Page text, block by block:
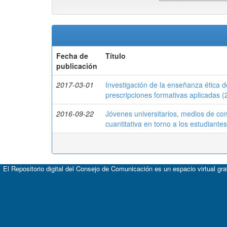
Fecha de
publicación
Título
2017-03-01
Investigación de la enseñanza ética
prescripciones formativas aplicadas
2016-09-22
Jóvenes universitarios, medios de
cuantitativa en torno a los
El Repositorio digital del Consejo de Comunicación es un espacio virtual